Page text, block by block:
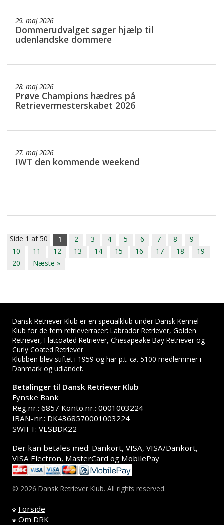
29. maj 2026
Dommerudvalget søger hjælp til
udenlandske dommere
28. maj 2026
Prøve Champions hædres på
Retrievermesterskabet 2026
27. maj 2026
IWT den kommende weekend
Side 1 af 50 1 2 3 4 5 6 7 8
9
10
11 12 13 14 15 16 17 18
19
20
Næste »
Dansk Retriever Klub er en specialklub under Dansk Kennel
Klub for de fem retrieverracer: Labrador Retriever, Golden
Retriever, Flatcoated Retriever, Chesapeake Bay Retriever og
Curly Coated Retriever
Klubben blev stiftet i 1959 og har p.t. ca. 5100 medlemmer i
Danmark og udlandet.
Betalinger til Dansk Retriever Klub
Fynske Bank
Reg.nr.: 6857 Konto.nr.: 0001003224
IBAN-nr.: DK4368570001003224
SWIFT: VESBDK22
Der kan betales med: Dankort, VISA, VISA/Dankort,
VISA Electron, MasterCard og MobilePay
© 2026 Dansk Retriever Klub. All rights reserved.
Forside
Om DRK